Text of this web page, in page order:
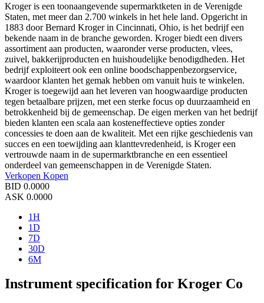
Kroger is een toonaangevende supermarktketen in de Verenigde
Staten, met meer dan 2.700 winkels in het hele land. Opgericht in
1883 door Bernard Kroger in Cincinnati, Ohio, is het bedrijf een
bekende naam in de branche geworden. Kroger biedt een divers
assortiment aan producten, waaronder verse producten, vlees,
zuivel, bakkerijproducten en huishoudelijke benodigdheden. Het
bedrijf exploiteert ook een online boodschappenbezorgservice,
waardoor klanten het gemak hebben om vanuit huis te winkelen.
Kroger is toegewijd aan het leveren van hoogwaardige producten
tegen betaalbare prijzen, met een sterke focus op duurzaamheid en
betrokkenheid bij de gemeenschap. De eigen merken van het bedrijf
bieden klanten een scala aan kosteneffectieve opties zonder
concessies te doen aan de kwaliteit. Met een rijke geschiedenis van
succes en een toewijding aan klanttevredenheid, is Kroger een
vertrouwde naam in de supermarktbranche en een essentieel
onderdeel van gemeenschappen in de Verenigde Staten.
Verkopen Kopen
BID 0.0000
ASK 0.0000
1H
1D
7D
30D
6M
Instrument specification for Kroger Co